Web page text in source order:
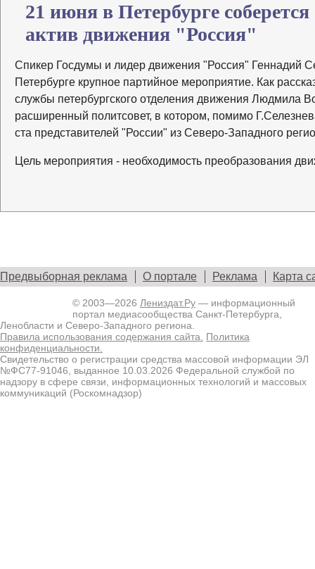
21 июня в Петербурге
актив движения "Россия"
Спикер Госдумы и лидер движения "Россия" Геннадий
Петербурге крупное партийное мероприятие. Как
службы петербургского отделения движения Людмила
расширенный политсовет, в котором, помимо
ста представителей "России" из Северо-Западного
Цель мероприятия - необходимость преобразования
Предвыборная реклама О портале Реклама Карта
© 2003—2026 Лениздат.Ру — информационный
портал медиасообщества Санкт-Петербурга,
Ленобласти и Северо-Западного региона.
Правила использования содержания сайта.
Политика
конфиденциальности.
Свидетельство о регистрации средства массовой информации ЭЛ
№ФС77-91046, выданное 10.03.2026 Федеральной службой по
надзору в сфере связи, информационных технологий и массовых
коммуникаций (Роскомнадзор)